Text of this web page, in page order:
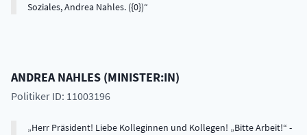
Soziales, Andrea Nahles. ({0})
ANDREA NAHLES (MINISTER:IN)
Politiker ID: 11003196
Herr Präsident! Liebe Kolleginnen und Kollegen! „Bitte Arbeit!“ -